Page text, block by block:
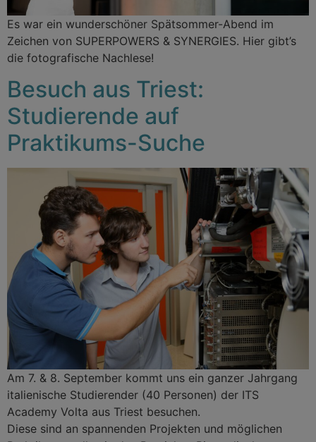
Es war ein wunderschöner Spätsommer-Abend im
Zeichen von SUPERPOWERS & SYNERGIES. Hier gibt’s
die fotografische Nachlese!
Besuch aus Triest:
Studierende auf
Praktikums-Suche
Am 7. & 8. September kommt uns ein ganzer Jahrgang
italienische Studierender (40 Personen) der ITS
Academy Volta aus Triest besuchen.
Diese sind an spannenden Projekten und möglichen